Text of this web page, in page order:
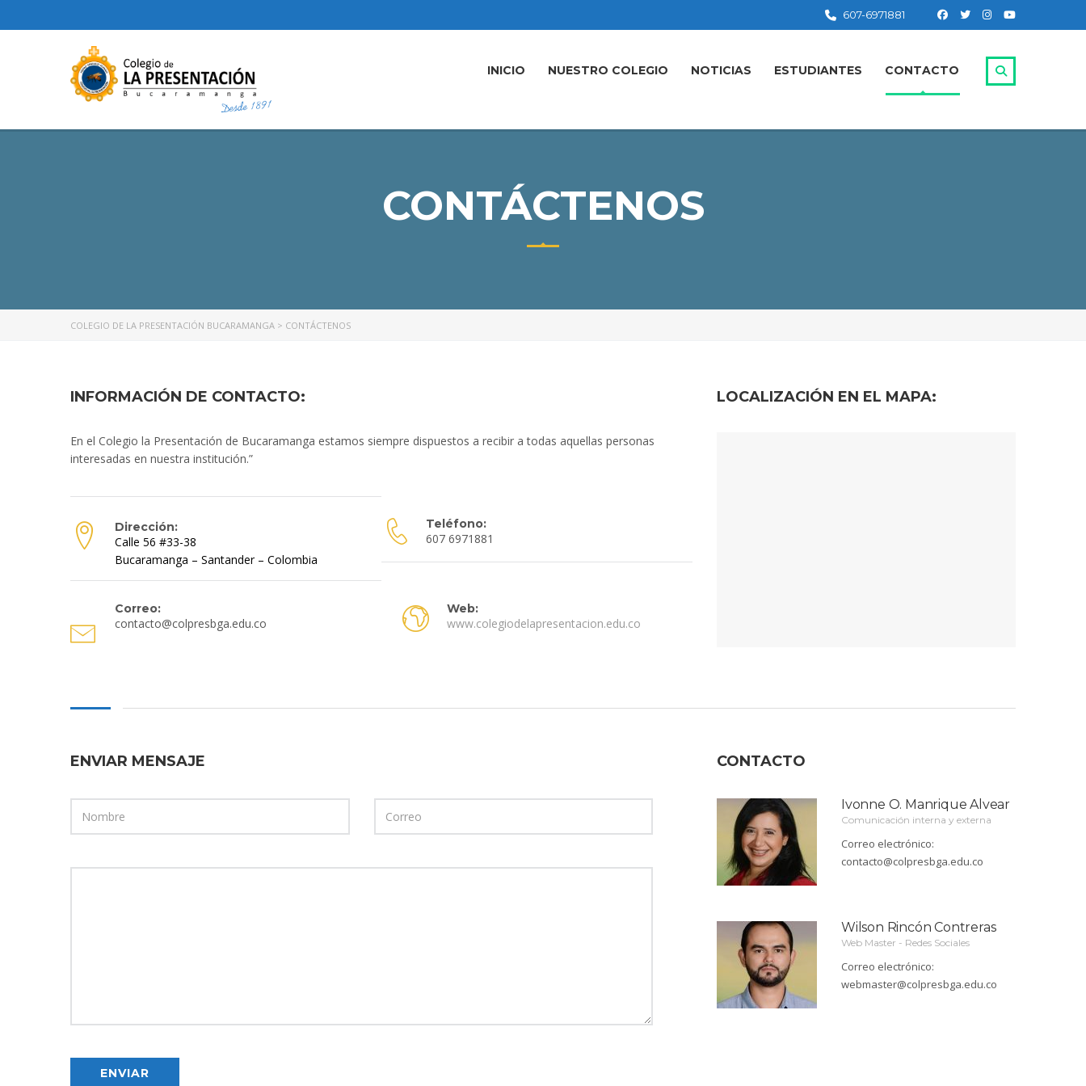
607-6971881
INICIO NUESTRO COLEGIO NOTICIAS ESTUDIANTES CONTACTO
CONTÁCTENOS
COLEGIO DE LA PRESENTACIÓN BUCARAMANGA > CONTÁCTENOS
INFORMACIÓN DE CONTACTO:
En el Colegio la Presentación de Bucaramanga estamos siempre dispuestos a recibir a todas aquellas personas
interesadas en nuestra institución.”
Dirección:
Calle 56 #33-38
Bucaramanga – Santander – Colombia
Teléfono:
607 6971881
Correo:
contacto@colpresbga.edu.co
Web:
www.colegiodelapresentacion.edu.co
LOCALIZACIÓN EN EL MAPA:
ENVIAR MENSAJE CONTACTO
Ivonne O. Manrique Alvear
Comunicación interna y externa
Correo electrónico:
contacto@colpresbga.edu.co
Wilson Rincón Contreras
Web Master - Redes Sociales
Correo electrónico:
webmaster@colpresbga.edu.co